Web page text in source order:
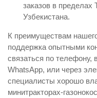
заказов в пределах
Узбекистана.
К преимуществам
поддержка опытными
связаться по телефону,
WhatsApp, или через
специалисты хорошо
минитракторах-